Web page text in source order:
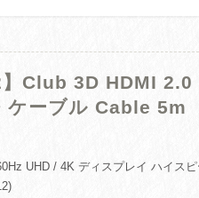
】Club 3D HDMI
ケーブル Cable 5m
UHD / 4K ディスプレイ ハイス